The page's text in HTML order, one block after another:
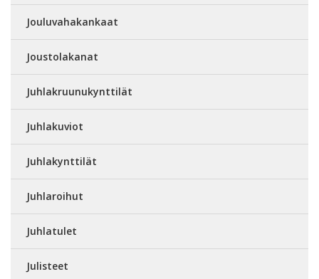
Jouluvahakankaat
Joustolakanat
Juhlakruunukynttilät
Juhlakuviot
Juhlakynttilät
Juhlaroihut
Juhlatulet
Julisteet